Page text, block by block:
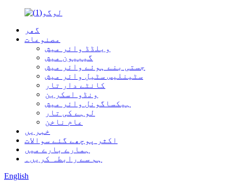
گھر
مصنوعات
ویلڈڈ وائر میش
گیبیون میش
جستی بنے ہوئے وائر میش
سٹینلیس سٹیل وائر میش
کانٹے دار تار
ونڈو اسکرین
ہیکساگونل وائر میش
لوہے کی تار
عام ناخن
خبریں
اکثر پوچھے گئے سوالات
ہمارے بارے میں
ہم سے رابطہ کریں۔
English